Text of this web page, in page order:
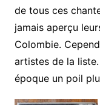
de tous ces
jamais aperçu
Colombie.
artistes de la liste.
époque un poil